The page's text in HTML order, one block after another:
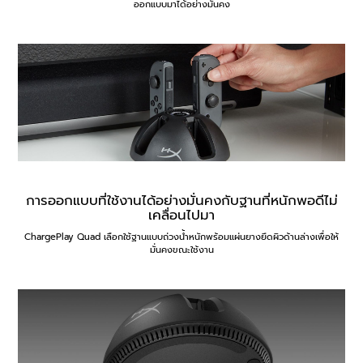
ออกแบบมาได้อย่างมั่นคง
การออกแบบที่ใช้งานได้อย่างมั่นคงกับฐานที่หนักพอดีไม่
เคลื่อนไปมา
ChargePlay Quad เลือกใช้ฐานแบบถ่วงน้ำหนักพร้อมแผ่นยางยึดผิวด้านล่างเพื่อให้
มั่นคงขณะใช้งาน